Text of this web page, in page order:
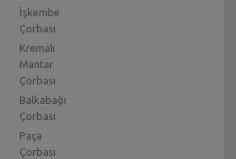
İşkembe
Çorbası
Kremalı
Mantar
Çorbası
Balkabağı
Çorbası
Paça
Çorbası